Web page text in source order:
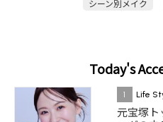
シーン別メイク
Today's
1 Life
元宝塚